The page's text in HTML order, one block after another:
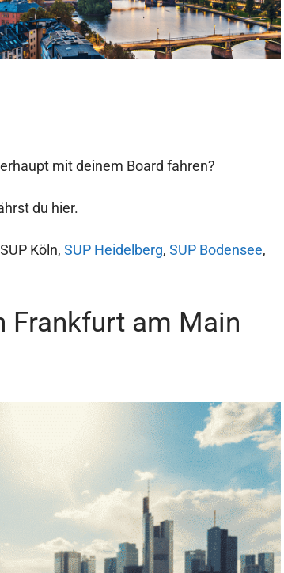
mit deinem Board fahren?
du hier.
Köln, SUP Heidelberg, SUP Bodensee,
Frankfurt am Main